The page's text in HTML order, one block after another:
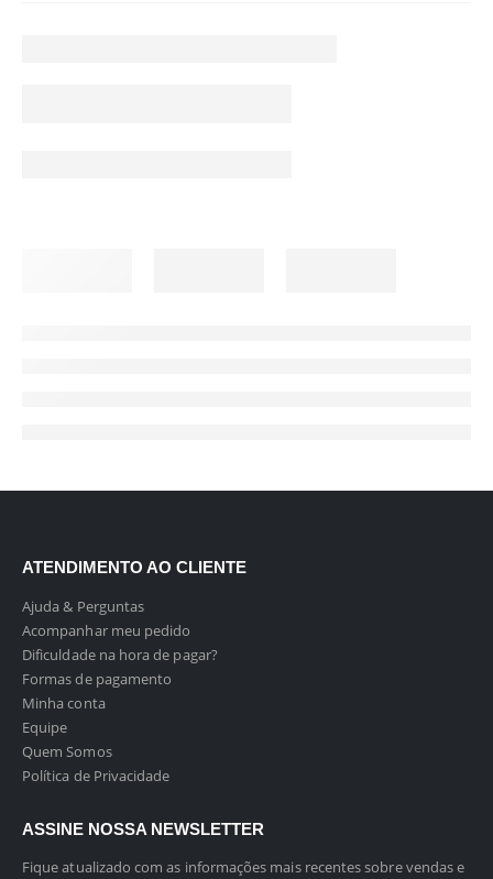
ATENDIMENTO AO CLIENTE
Ajuda & Perguntas
Acompanhar meu pedido
Dificuldade na hora de pagar?
Formas de pagamento
Minha conta
Equipe
Quem Somos
Política de Privacidade
ASSINE NOSSA NEWSLETTER
Fique atualizado com as informações mais recentes sobre vendas e